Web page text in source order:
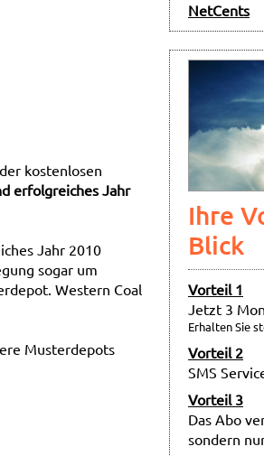
kostenlosen
erfolgreiches Jahr
Jahr 2010
sogar um
Western Coal
Musterdepots
NetCents
Ihre
Blick
Vorteil 1
Jetzt 3
Erhalten Sie
Vorteil 2
SMS
Vorteil 3
Das Abo
sondern